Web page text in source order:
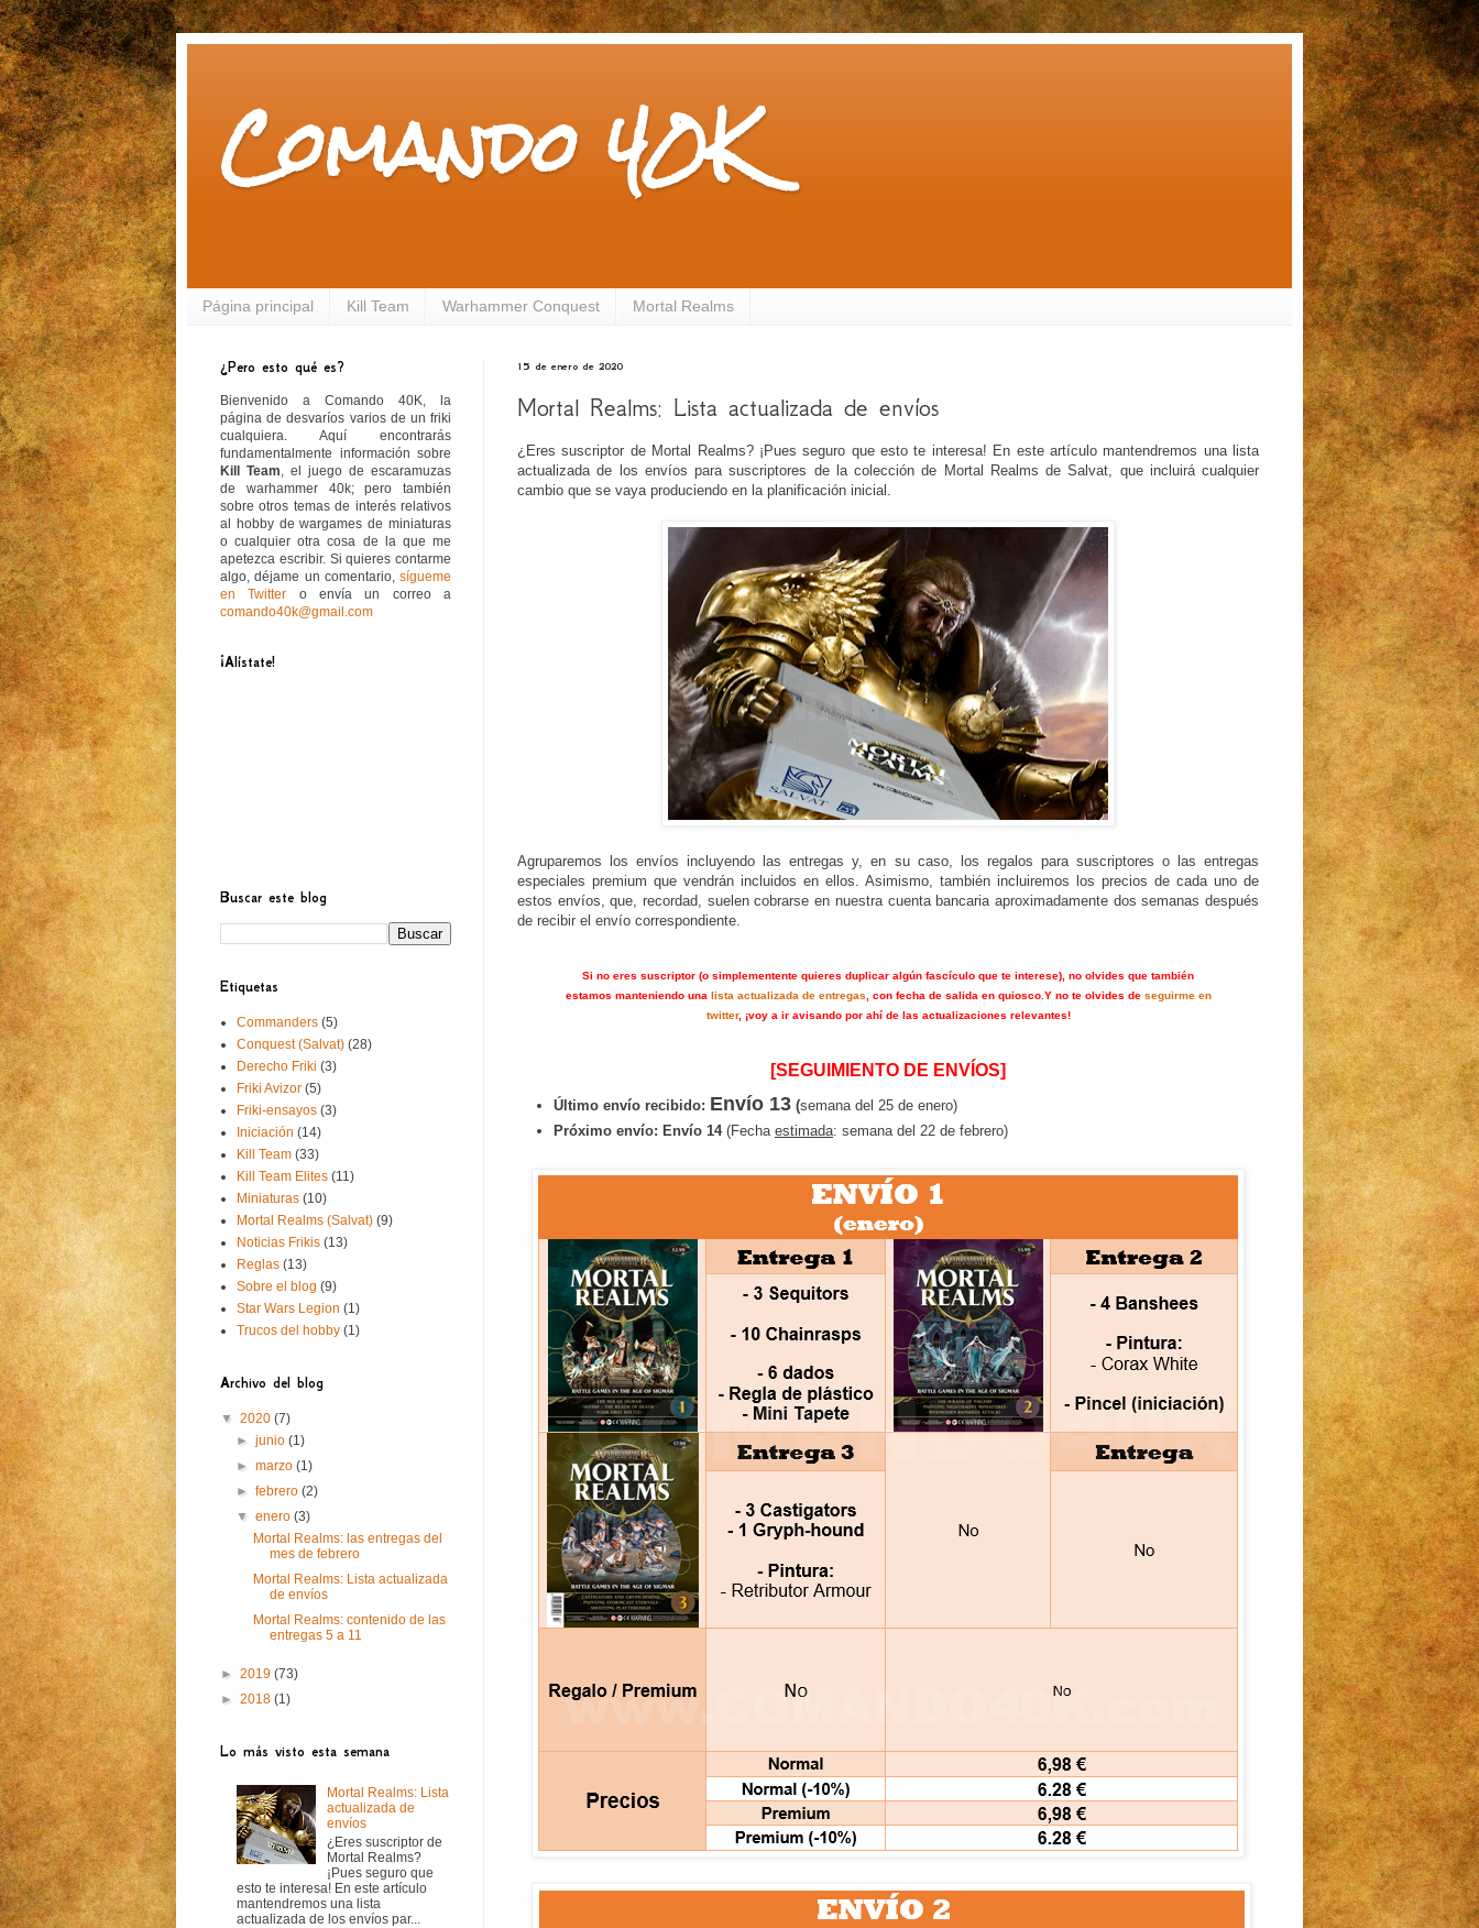
Comando 40K
Página principal Kill Team Warhammer Conquest Mortal Realms
15 de enero de 2020
Mortal Realms: Lista actualizada de envíos
¿Eres suscriptor de Mortal Realms? ¡Pues seguro que esto te interesa! En este artículo mantendremos una lista
actualizada de los envíos para suscriptores de la colección de Mortal Realms de Salvat, que incluirá cualquier
cambio que se vaya produciendo en la planificación inicial.
Agruparemos los envíos incluyendo las entregas y, en su caso, los regalos para suscriptores o las entregas
especiales premium que vendrán incluidos en ellos. Asimismo, también incluiremos los precios de cada uno de
estos envíos, que, recordad, suelen cobrarse en nuestra cuenta bancaria aproximadamente dos semanas después
de recibir el envío correspondiente.
Si no eres suscriptor (o simplementente quieres duplicar algún fascículo que te interese), no olvides que también
estamos manteniendo una lista actualizada de entregas , con fecha de salida en quiosco. Y no te olvides de seguirme en
twitter, ¡voy a ir avisando por ahí de las actualizaciones relevantes!
[SEGUIMIENTO DE ENVÍOS]
Último envío recibido: Envío 13 (semana del 25 de enero)
Próximo envío: Envío 14(Fecha estimada: semana del 22 de febrero)
¿Pero esto qué es?
Bienvenido a Comando 40K, la
página de desvaríos varios de un friki
cualquiera. Aquí encontrarás
fundamentalmente información sobre
Kill Team , el juego de escaramuzas
de warhammer 40k; pero también
sobre otros temas de interés relativos
al hobby de wargames de miniaturas
o cualquier otra cosa de la que me
apetezca escribir. Si quieres contarme
algo, déjame un comentario, sígueme
en Twitter o envía un correo a
comando40k@gmail.com
¡Alístate!
Buscar este blog
Etiquetas
Commanders (5)
Conquest (Salvat) (28)
Derecho Friki (3)
Friki Avizor (5)
Friki-ensayos (3)
Iniciación (14)
Kill Team (33)
Kill Team Elites (11)
Miniaturas (10)
Mortal Realms (Salvat) (9)
Noticias Frikis (13)
Reglas (13)
Sobre el blog (9)
Star Wars Legion (1)
Trucos del hobby (1)
Archivo del blog
▼ 2020 (7)
►junio(1)
►marzo(1)
►febrero(2)
▼enero(3)
Mortal Realms: las entregas del
mes de febrero
Mortal Realms: Lista actualizada
de envíos
Mortal Realms: contenido de las
entregas 5 a 11
► 2019 (73)
► 2018 (1)
Lo más visto esta semana
Mortal Realms: Lista
actualizada de
envíos
¿Eres suscriptor de
Mortal Realms?
¡Pues seguro que
esto te interesa! En este artículo
mantendremos una lista
actualizada de los envíos par...